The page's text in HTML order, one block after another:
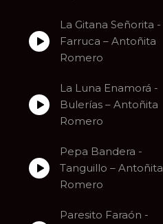
La Gitana Señorita -
Farruca – Antoñita
Romero
La Luna Enamorá -
Bulerías – Antoñita
Romero
Pepa Bandera -
Tanguillo – Antoñita
Romero
Paresito Faraón -